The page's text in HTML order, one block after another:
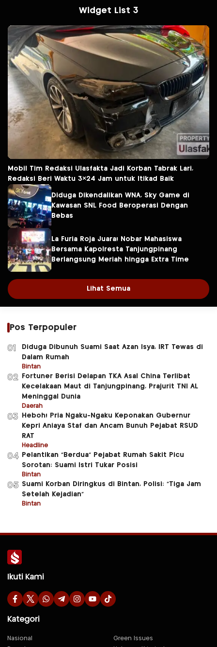
Widget List 3
Mobil Tim Redaksi Ulasfakta Jadi Korban Tabrak Lari,
Redaksi Beri Waktu 3×24 Jam untuk Itikad Baik
Diduga Dikendalikan WNA, Sky Game di
Kawasan SNL Food Beroperasi Dengan
Bebas
La Furia Roja Juara! Nobar Mahasiswa
Bersama Kapolresta Tanjungpinang
Berlangsung Meriah hingga Extra Time
Lihat Semua
Pos Terpopuler
01
Diduga Dibunuh Suami Saat Azan Isya, IRT Tewas di
Dalam Rumah
Bintan
02
Fortuner Berisi Delapan TKA Asal China Terlibat
Kecelakaan Maut di Tanjungpinang, Prajurit TNI AL
Meninggal Dunia
Daerah
03
Heboh! Pria Ngaku-Ngaku Keponakan Gubernur
Kepri Aniaya Staf dan Ancam Bunuh Pejabat RSUD
RAT
Headline
04
Pelantikan “Berdua” Pejabat Rumah Sakit Picu
Sorotan: Suami Istri Tukar Posisi
Bintan
05 Suami Korban Diringkus di Bintan, Polisi: “Tiga Jam
Setelah Kejadian”
Bintan
Ikuti Kami
Kategori
Nasional
Green Issues